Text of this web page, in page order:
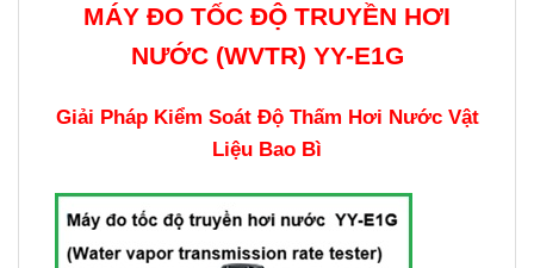
MÁY ĐO TỐC ĐỘ TRUYỀN HƠI
NƯỚC (WVTR) YY-E1G
Giải Pháp Kiểm Soát Độ Thấm Hơi Nước Vật
Liệu Bao Bì